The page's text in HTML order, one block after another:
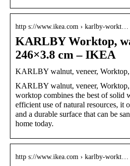
http s://www.ikea.com › karlby-workt…
KARLBY Worktop,
246×3.8 cm – IKEA
KARLBY walnut, veneer,
KARLBY walnut, veneer,
worktop combines the best of solid
efficient use of natural resources, it
and a durable surface that can be
home today.
http s://www.ikea.com › karlby-workt…